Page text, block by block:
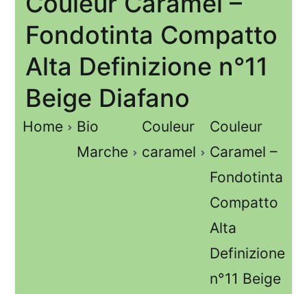
Fondotinta Compatto
Alta Definizione n°11
Beige Diafano
Home
Bio
Marche
Couleur
caramel
Couleur
Caramel –
Fondotinta
Compatto
Alta
Definizione
n°11 Beige